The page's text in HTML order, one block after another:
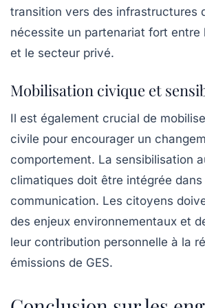
transition vers des infrastructures
nécessite un partenariat fort entre
et le secteur privé.
Mobilisation civique et
Il est également crucial de
civile pour encourager un
comportement. La sensibilisation
climatiques doit être intégrée dans
communication. Les citoyens
des enjeux environnementaux et
leur contribution personnelle à la
émissions de GES.